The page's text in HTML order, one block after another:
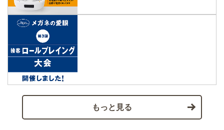
もっと見る